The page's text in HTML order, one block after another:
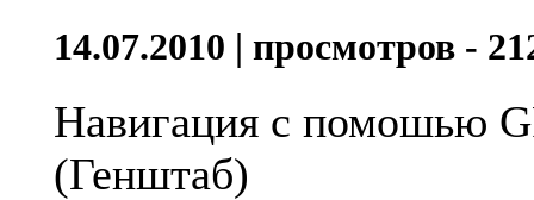
14.07.2010 | просмотров -
Навигация с помошью
(Генштаб)